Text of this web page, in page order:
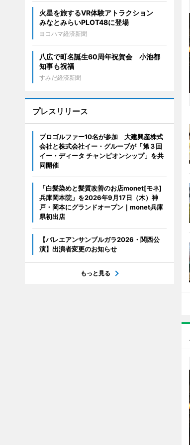
火星を旅するVR体験アトラクション
みなとみらいPLOT48に登場
ヨコハマ経済新聞
八広で町名誕生60周年祝賀会 小池都
知事も祝福
すみだ経済新聞
プレスリリース
プロゴルファー10名が参加 大建興産株式
会社と株式会社イー・グルーブが「第３回
イー・ディータ チャンピオンシップ」を共
同開催
「白髪染めと髪質改善のお店monet[モネ]
兵庫岡本院」を2026年9月17日（木）神
戸・岡本にグランドオープン｜monet兵庫
県初出店
【バレエアンサンブルガラ2026・関西公
演】出演者変更のお知らせ
もっと見る